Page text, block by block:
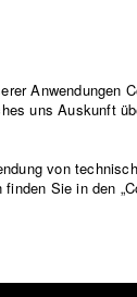
Anwendungen
uns Auskunft
von
Sie in den